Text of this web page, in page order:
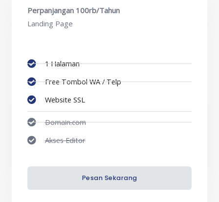
Perpanjangan 100rb/Tahun
Landing Page
1 Halaman
Free Tombol WA / Telp
Website SSL​
Domain.com
Akses Editor
Pesan Sekarang